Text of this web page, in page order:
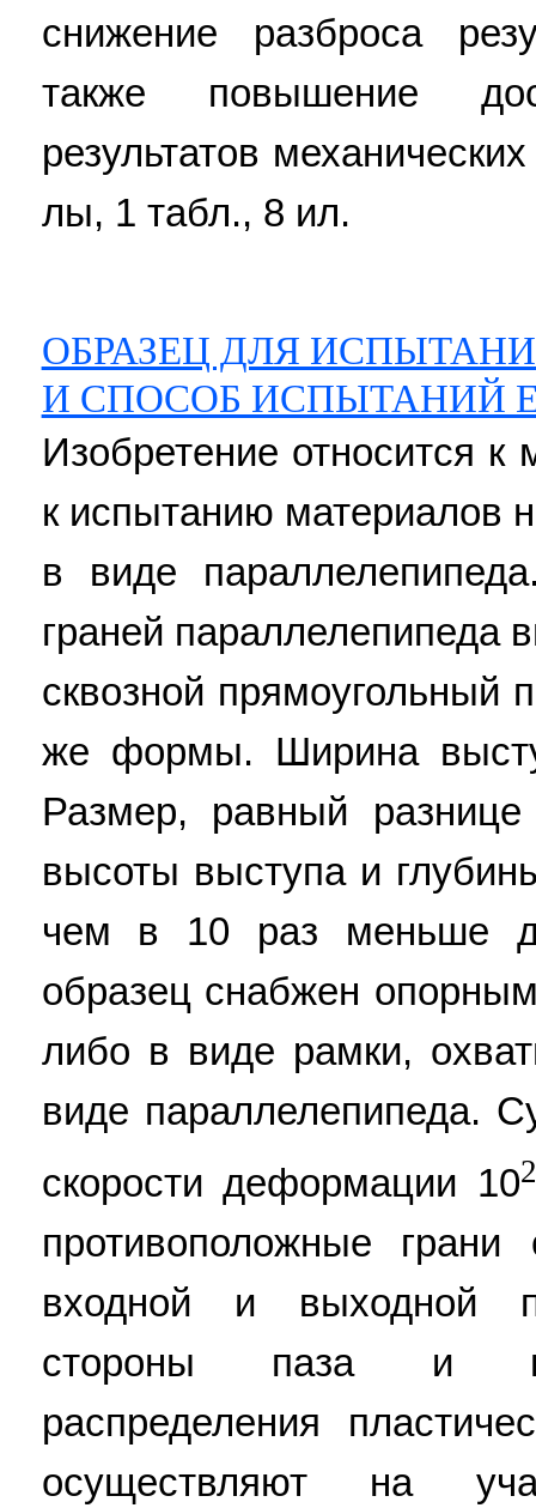
снижение разброса
также повышение
результатов
лы, 1 табл., 8 ил.
ОБРАЗЕЦ ДЛЯ
И СПОСОБ ИСПЫТАНИЙ
Изобретение относится
к испытанию материалов
в виде
граней параллелепипеда
сквозной прямоугольный
же формы. Ширина
Размер, равный
высоты выступа и
чем в 10 раз меньше
образец снабжен
либо в виде рамки,
виде параллелепипеда.
скорости деформации 102
противоположные грани
входной и выходной
стороны паза и
распределения
осуществляют на